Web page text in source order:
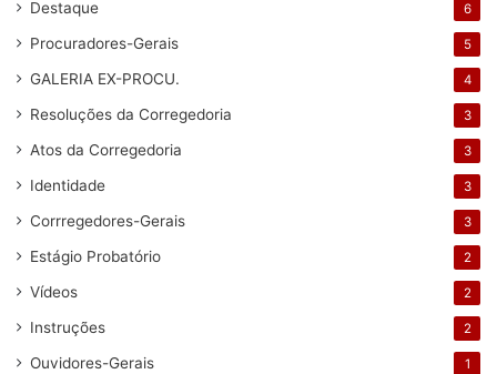
Destaque 6
Procuradores-Gerais 5
GALERIA EX-PROCU. 4
Resoluções da Corregedoria 3
Atos da Corregedoria 3
Identidade 3
Corrregedores-Gerais 3
Estágio Probatório 2
Vídeos 2
Instruções 2
Ouvidores-Gerais 1